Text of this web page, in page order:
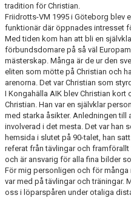
tradition för Christian.
Friidrotts-VM 1995 i Göteborg blev
funktionär där öppnades intresset
Med tiden kom han att bli en
förbundsdomare på så väl
mästerskap. Många är de ur den
eliten som mötte på Christian och
arenorna. Det var Christian som
I Kongahälla AIK blev Christian
Christian. Han var en självklar
med starka åsikter. Anledningen till
involverad i det mesta. Det var han
hemsida i slutet på 90-talet, han
referat från tävlingar och
och är ansvarig för alla fina bilder
För mig personligen och för många
var med på tävlingar och träningar.
oss i löparspåren under otaliga